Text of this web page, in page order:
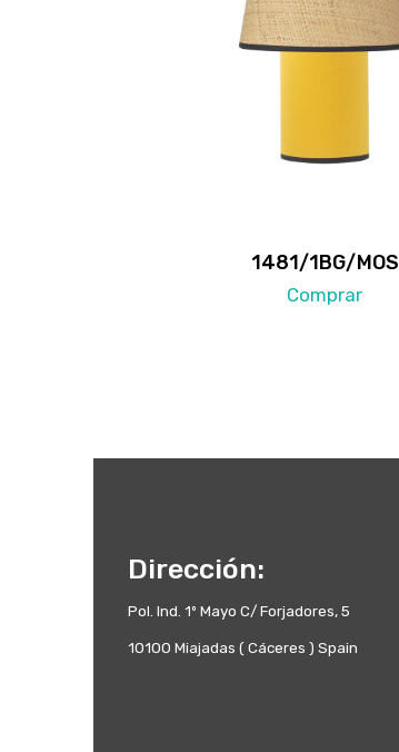
1481/1BG/MOS
Comprar
Dirección:
Pol. Ind. 1º Mayo C/ Forjadores, 5
10100 Miajadas ( Cáceres ) Spain